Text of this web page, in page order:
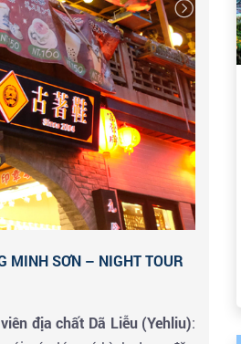
này chỉ có 9 gia đình sinh
mỗi sản phẩm. Dần dà Cửu
nổi tiếng của Đài Loan.
& ăn tối tại nhà hàng - nghỉ
MINH SƠN – NIGHT TOUR
địa chất Dã Liễu (Yehliu):